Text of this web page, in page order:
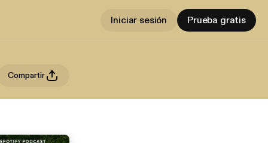
Iniciar sesión Prueba gratis
Compartir